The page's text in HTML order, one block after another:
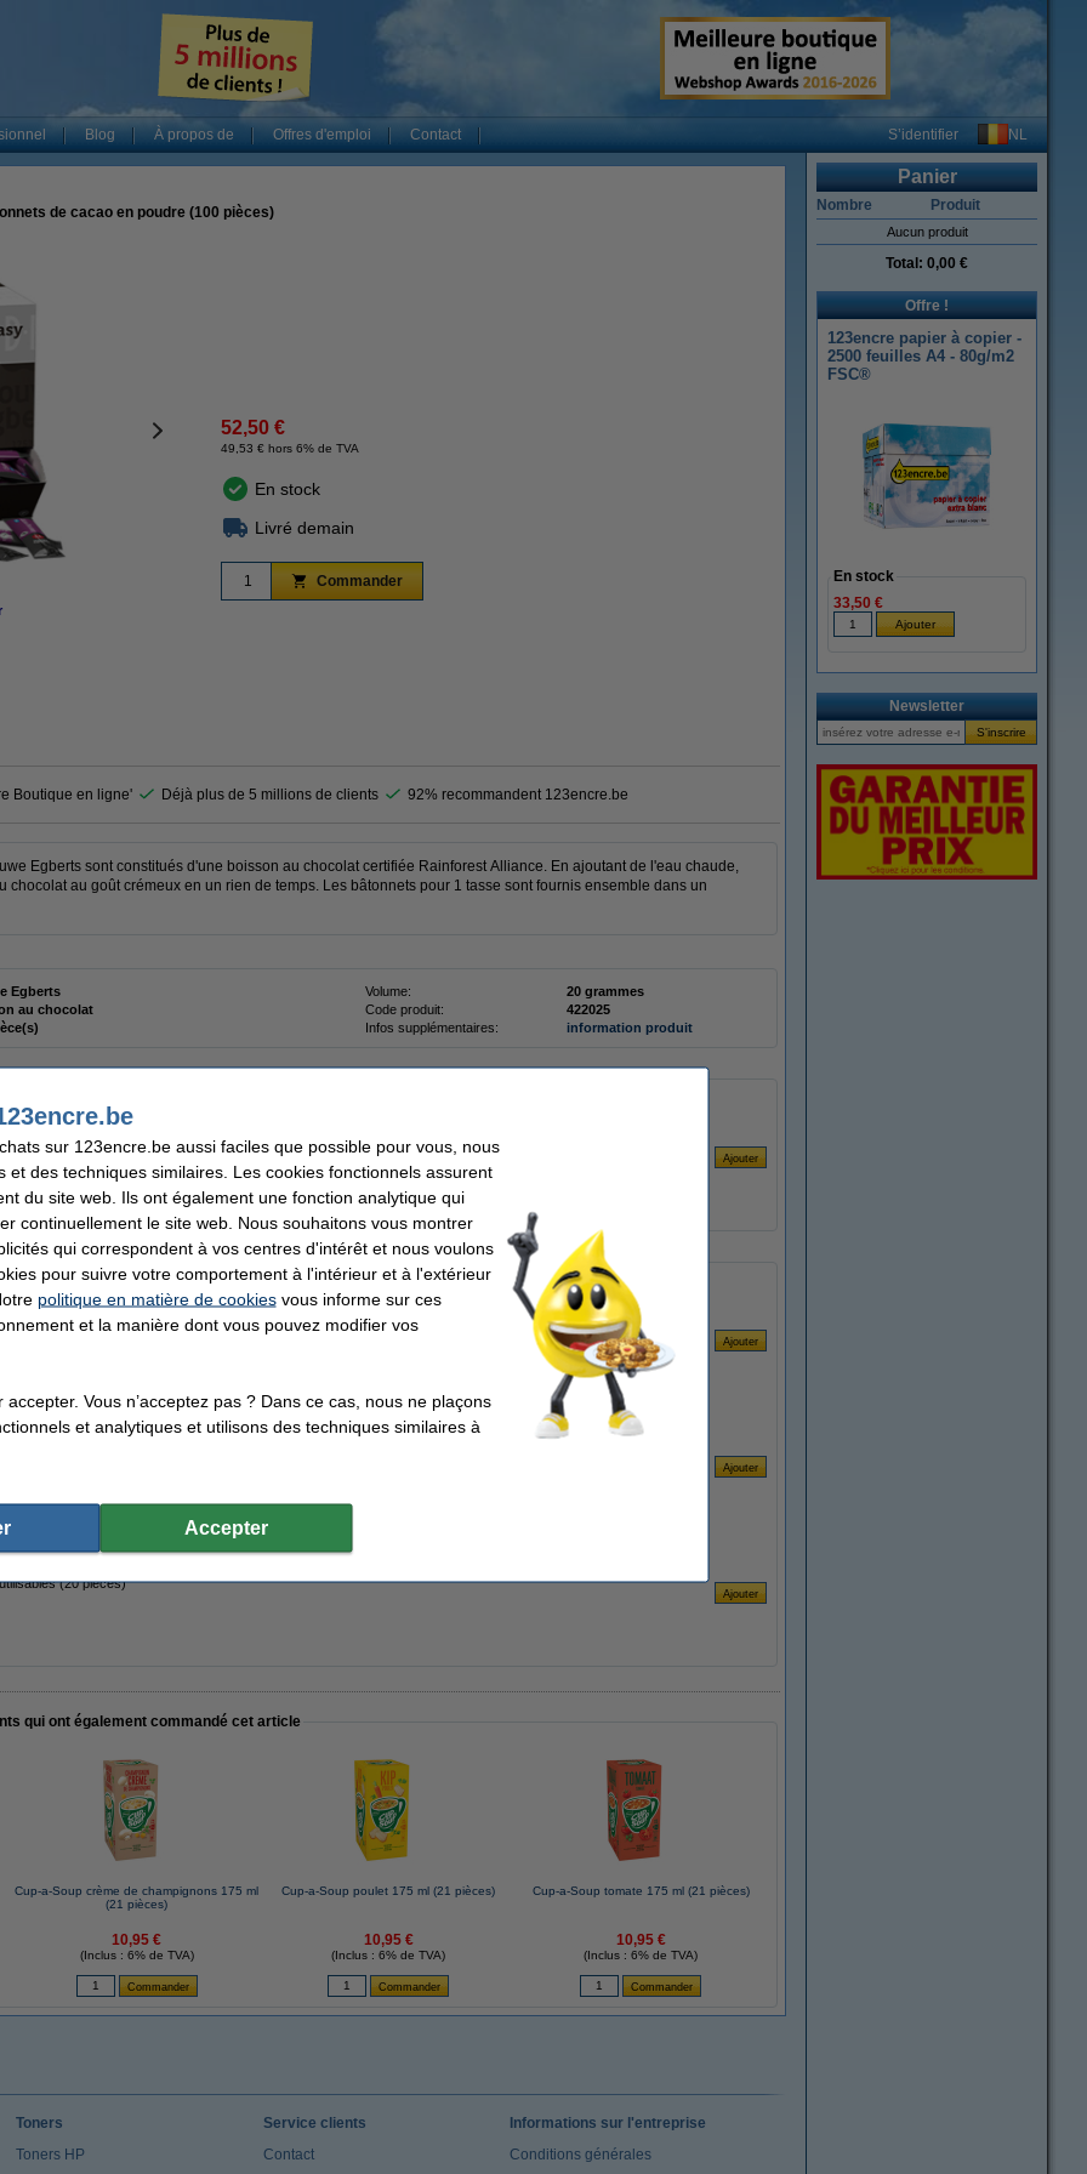
Blog À propos de Offres d'emploi Contact S’identifier NL
de cacao en poudre (100 pièces)
52,50 €
49,53 € hors 6% de TVA
En stock
Livré demain
Commander
Boutique en ligne' Déjà plus de 5 millions de clients 92% recommandent 123encre.be
Egberts sont constitués d'une boisson au chocolat certifiée Rainforest Alliance. En ajoutant de l'eau chaude,
chocolat au goût crémeux en un rien de temps. Les bâtonnets pour 1 tasse sont fournis ensemble dans un
Egberts Volume:
20 grammes
au chocolat Code produit:
422025
Infos supplémentaires: information produit
Cacao Fantasy bâtonnets de cacao en poudre (100 pièces)
(500 pièces)
en bois 110 mm (2000 pièces)
(20 pièces)
qui ont également commandé cet article
Cup-a-Soup crème de champignons 175 ml
(21 pièces)
10,95 €
(Inclus : 6% de TVA)
Cup-a-Soup poulet 175 ml (21 pièces)
10,95 €
(Inclus : 6% de TVA)
Cup-a-Soup tomate 175 ml (21 pièces)
10,95 €
(Inclus : 6% de TVA)
Panier
Nombre Produit
Aucun produit
Total: 0,00 €
Offre !
123encre papier à copier -
2500 feuilles A4 - 80g/m2
FSC®
En stock
33,50 €
Newsletter
Toners
Toners HP
Service clients
Contact
Informations sur l'entreprise
Conditions générales
sur 123encre.be aussi faciles que possible pour vous, nous
et des techniques similaires. Les cookies fonctionnels assurent
du site web. Ils ont également une fonction analytique qui
continuellement le site web. Nous souhaitons vous montrer
qui correspondent à vos centres d'intérêt et nous voulons
pour suivre votre comportement à l'intérieur et à l'extérieur
politique en matière de cookiesvous informe sur ces
et la manière dont vous pouvez modifier vos
Vous n’acceptez pas ? Dans ce cas, nous ne plaçons
et analytiques et utilisons des techniques similaires à
Accepter